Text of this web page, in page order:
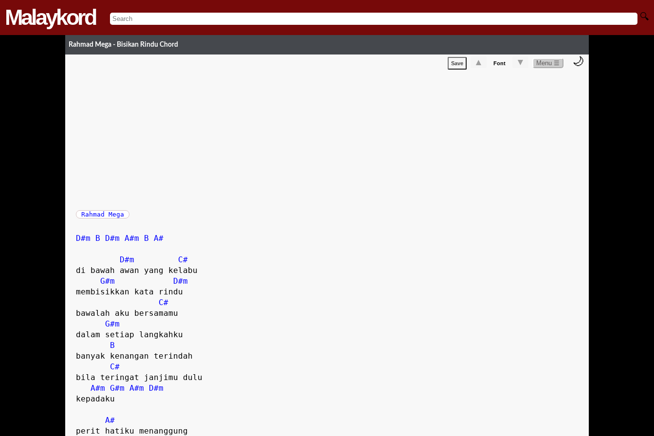
Malaykord 🔍
Rahmad Mega - Bisikan Rindu Chord
Save ▲ Font ▼ Menu ☰ 🌙
Rahmad Mega
D#m B D#m A#m B A#
D#m
C#
di bawah awan yang kelabu
G#m
D#m
membisikkan kata rindu
C#
bawalah aku bersamamu
G#m
dalam setiap langkahku
B
banyak kenangan terindah
C#
bila teringat janjimu dulu
A#m G#m A#m
D#m
kepadaku
A#
perit hatiku menanggung